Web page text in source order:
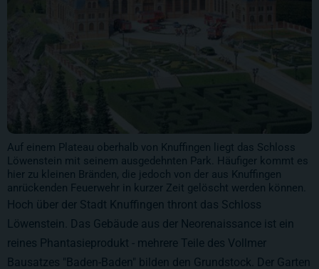
Auf einem Plateau oberhalb von Knuffingen liegt das Schloss
Löwenstein mit seinem ausgedehnten Park. Häufiger kommt es
hier zu kleinen Bränden, die jedoch von der aus Knuffingen
anrückenden Feuerwehr in kurzer Zeit gelöscht werden können.
Hoch über der Stadt Knuffingen thront das Schloss
Löwenstein. Das Gebäude aus der Neorenaissance ist ein
reines Phantasieprodukt - mehrere Teile des Vollmer
Bausatzes "Baden-Baden" bilden den Grundstock. Der Garten